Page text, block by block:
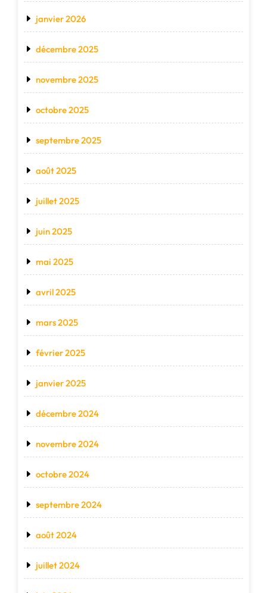
janvier 2026
décembre 2025
novembre 2025
octobre 2025
septembre 2025
août 2025
juillet 2025
juin 2025
mai 2025
avril 2025
mars 2025
février 2025
janvier 2025
décembre 2024
novembre 2024
octobre 2024
septembre 2024
août 2024
juillet 2024